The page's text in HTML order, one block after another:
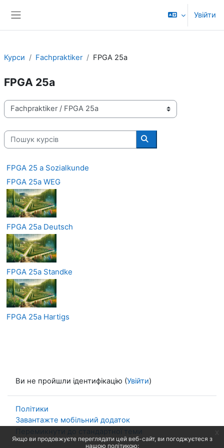
Якщо ви продовжуєте переглядати цей веб-сайт, ви погоджуєтеся з
нашою політикою:
Увійти
Курси Fachpraktiker FPGA 25a
FPGA 25a
Категорії курсів
Пошук курсів
Пошук курсів
FPGA 25 a Sozialkunde
FPGA 25a WEG
FPGA 25a Deutsch
FPGA 25a Standke
FPGA 25a Hartigs
Ви не пройшли ідентифікацію (Увійти)
Політики
Завантажте мобільний додаток
Перемикнути до стандартної теми